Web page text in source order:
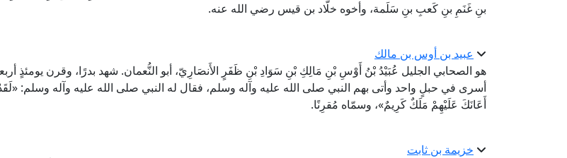
بنِ غَنَمِ بنِ كَعبِ بنِ سَلَمة، وأخوه خلّاد بن قيس رضي الله عنه.
عبيد بن أوس بن مالك
هو الصحابي الجليل عُبَيْدُ بْنُ أَوْسِ بْنِ مَالِكِ بْنِ سَوَادِ بْنِ ظَفَرٍ الأَنصَارِيّ، أبو النُّعمان. شهد بدرًا، وقرن يومئذٍ
أسرى في حبلٍ واحد وأتى بهم النبي صلى الله عليه وآله وسلم، فقال له النبي صلى الله عليه وآله وسلم:
أَعَانَكَ عَلَيْهِمْ مَلَكٌ كَرِيمٌ»، وسمّاه مُقرِنًا.
خزيمة بن ثابت